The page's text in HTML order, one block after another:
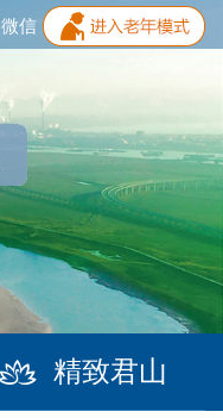
微信
精致君山